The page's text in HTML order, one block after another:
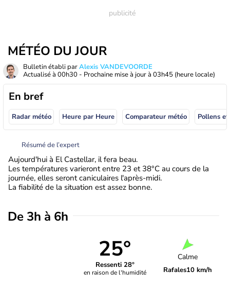
MÉTÉO DU JOUR
Bulletin établi parAlexis VANDEVOORDE
Actualisé à 00h30 - Prochaine mise à jour à 03h45 (heure locale)
En bref
Radar météo Heure par Heure Comparateur météo Pollens
Résumé de l’expert
Aujourd'hui à El Castellar, il fera beau.
Les températures varieront entre 23 et 38°C au cours de la
journée, elles seront caniculaires l'après-midi.
La fiabilité de la situation est assez bonne.
De 3h à 6h
25°
Ressenti 28°
en raison de l'humidité
Calme
Rafales10 km/h